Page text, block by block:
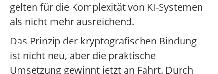
gelten für die Komplexität von KI-Systemen
als nicht mehr ausreichend.
Das Prinzip der kryptografischen Bindung
ist nicht neu, aber die praktische
Umsetzung gewinnt jetzt an Fahrt. Durch